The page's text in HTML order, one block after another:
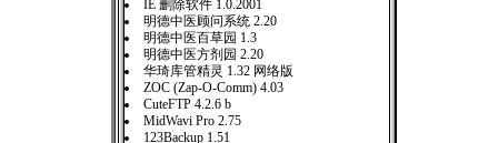
IE 删除软件 1.0.2001
明德中医顾问系统 2.20
明德中医百草园 1.3
明德中医方剂园 2.20
华琦库管精灵 1.32 网络版
ZOC (Zap-O-Comm) 4.03
CuteFTP 4.2.6 b
MidWavi Pro 2.75
123Backup 1.51